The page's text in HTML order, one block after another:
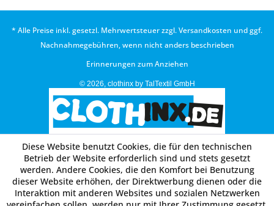
* Alle Preise inkl. gesetzl. Mehrwertsteuer zzgl.Versandkosten und ggf.
Nachnahmegebühren, wenn nicht anders beschrieben
Erinnerungen zum Anziehen
© 2026, clothinx by TalTextil GmbH
Diese Website benutzt Cookies, die für den technischen
Betrieb der Website erforderlich sind und stets gesetzt
werden. Andere Cookies, die den Komfort bei Benutzung
dieser Website erhöhen, der Direktwerbung dienen oder die
Interaktion mit anderen Websites und sozialen Netzwerken